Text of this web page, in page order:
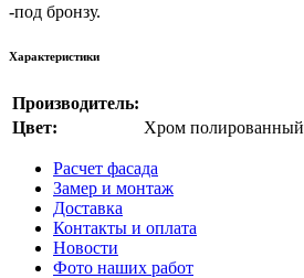
-под бронзу.
Характеристики
Производитель:
Цвет:
Хром полированный
Расчет фасада
Замер и монтаж
Доставка
Контакты и оплата
Новости
Фото наших работ